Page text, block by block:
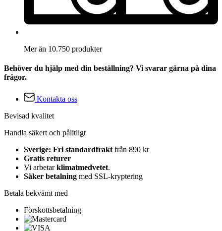
Mer än 10.750 produkter
Behöver du hjälp med din beställning? Vi svarar gärna på dina
frågor.
Kontakta oss
Bevisad kvalitet
Handla säkert och pålitligt
Sverige: Fri standardfrakt från 890 kr
Gratis returer
Vi arbetarklimatmedvetet.
Säker betalning med SSL-kryptering
Betala bekvämt med
Förskottsbetalning